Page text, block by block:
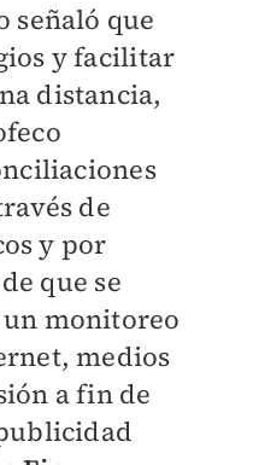
señaló que
y facilitar
distancia,
de
y por
que se
monitoreo
medios
a fin de